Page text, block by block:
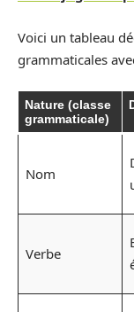
Voici un tableau
grammaticales
Nature (classe
grammaticale)
Nom
Verbe